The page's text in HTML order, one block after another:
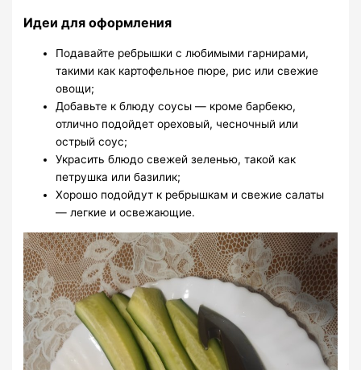
Идеи для оформления
Подавайте ребрышки с любимыми гарнирами,
такими как картофельное пюре, рис или свежие
овощи;
Добавьте к блюду соусы — кроме барбекю,
отлично подойдет ореховый, чесночный или
острый соус;
Украсить блюдо свежей зеленью, такой как
петрушка или базилик;
Хорошо подойдут к ребрышкам и свежие салаты
— легкие и освежающие.